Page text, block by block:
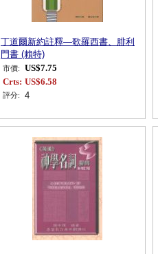
丁道爾新約註釋—歌羅西書、腓利
門書 (賴特)
市價:
US$7.75
Crts: US$6.58
評分: 4